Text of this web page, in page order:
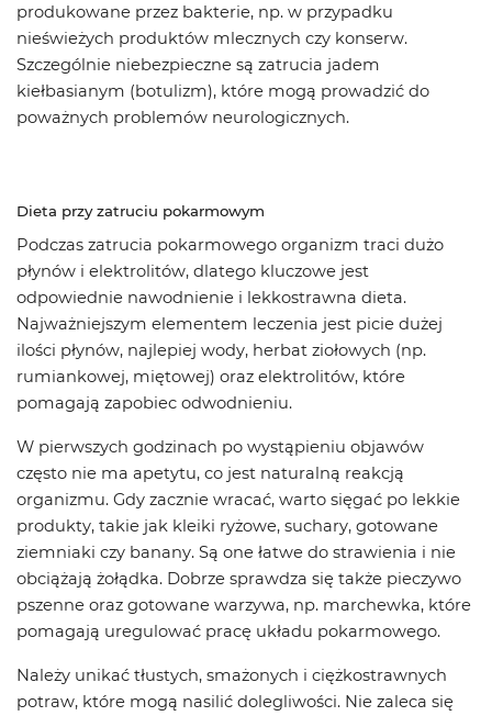
produkowane przez bakterie, np. w przypadku
nieświeżych produktów mlecznych czy konserw.
Szczególnie niebezpieczne są zatrucia jadem
kiełbasianym (botulizm), które mogą prowadzić do
poważnych problemów neurologicznych.
Dieta przy zatruciu pokarmowym
Podczas zatrucia pokarmowego organizm traci dużo
płynów i elektrolitów, dlatego kluczowe jest
odpowiednie nawodnienie i lekkostrawna dieta.
Najważniejszym elementem leczenia jest picie dużej
ilości płynów, najlepiej wody, herbat ziołowych (np.
rumiankowej, miętowej) oraz elektrolitów, które
pomagają zapobiec odwodnieniu.
W pierwszych godzinach po wystąpieniu objawów
często nie ma apetytu, co jest naturalną reakcją
organizmu. Gdy zacznie wracać, warto sięgać po lekkie
produkty, takie jak kleiki ryżowe, suchary, gotowane
ziemniaki czy banany. Są one łatwe do strawienia i nie
obciążają żołądka. Dobrze sprawdza się także pieczywo
pszenne oraz gotowane warzywa, np. marchewka, które
pomagają uregulować pracę układu pokarmowego.
Należy unikać tłustych, smażonych i ciężkostrawnych
potraw, które mogą nasilić dolegliwości. Nie zaleca się